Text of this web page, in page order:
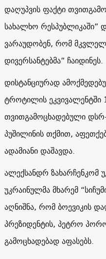
დაღუპვის ფაქტი
სახალხო რესპუბლიკაში”
ვარაუდობენ, რომ
დივერსანტებმა” ჩაიდინეს.
დისტანციურად
ტროტილის ეკვივალენტში
თვითგამოცხადებული
პუშილინის თქმით,
ადამიანი დაშავდა.
ალექსანდრ ზახარჩენკომ
უკრაინულმა მხარემ
აღნიშნა, რომ ბოევიკის
პრეზიდენტის, პეტრო
გამოცხადებად აფასებს.